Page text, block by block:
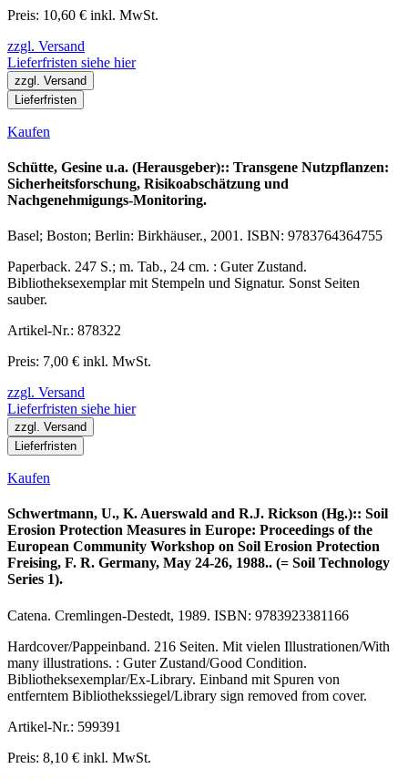
Preis: 10,60 € inkl. MwSt.
zzgl. Versand
Lieferfristen siehe hier
zzgl. Versand
Lieferfristen
Kaufen
Schütte, Gesine u.a. (Herausgeber):: Transgene Nutzpflanzen:
Sicherheitsforschung, Risikoabschätzung und
Nachgenehmigungs-Monitoring.
Basel; Boston; Berlin: Birkhäuser., 2001. ISBN: 9783764364755
Paperback. 247 S.; m. Tab., 24 cm. : Guter Zustand.
Bibliotheksexemplar mit Stempeln und Signatur. Sonst Seiten
sauber.
Artikel-Nr.: 878322
Preis: 7,00 € inkl. MwSt.
zzgl. Versand
Lieferfristen siehe hier
zzgl. Versand
Lieferfristen
Kaufen
Schwertmann, U., K. Auerswald and R.J. Rickson (Hg.):: Soil
Erosion Protection Measures in Europe: Proceedings of the
European Community Workshop on Soil Erosion Protection
Freising, F. R. Germany, May 24-26, 1988.. (= Soil Technology
Series 1).
Catena. Cremlingen-Destedt, 1989. ISBN: 9783923381166
Hardcover/Pappeinband. 216 Seiten. Mit vielen Illustrationen/With
many illustrations. : Guter Zustand/Good Condition.
Bibliotheksexemplar/Ex-Library. Einband mit Spuren von
entferntem Bibliothekssiegel/Library sign removed from cover.
Artikel-Nr.: 599391
Preis: 8,10 € inkl. MwSt.